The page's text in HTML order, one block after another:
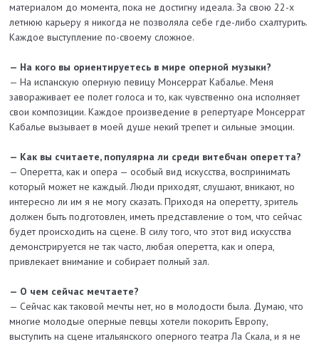
материалом до момента, пока не достигну идеала. За свою 22-х
летнюю карьеру я никогда не позволяла себе где-либо схалтурить.
Каждое выступление по-своему сложное.
— На кого вы ориентируетесь в мире оперной музыки?
— На испанскую оперную певицу Монсеррат Кабалье. Меня
завораживает ее полет голоса и то, как чувственно она исполняет
свои композиции. Каждое произведение в репертуаре Монсеррат
Кабалье вызывает в моей душе некий трепет и сильные эмоции.
— Как вы считаете, популярна ли среди витебчан оперетта?
— Оперетта, как и опера — особый вид искусства, воспринимать
который может не каждый. Люди приходят, слушают, вникают, но
интересно ли им я не могу сказать. Приходя на оперетту, зритель
должен быть подготовлен, иметь представление о том, что сейчас
будет происходить на сцене. В силу того, что этот вид искусства
демонстрируется не так часто, любая оперетта, как и опера,
привлекает внимание и собирает полный зал.
— О чем сейчас мечтаете?
— Сейчас как таковой мечты нет, но в молодости была. Думаю, что
многие молодые оперные певцы хотели покорить Европу,
выступить на сцене итальянского оперного театра Ла Скала, и я не